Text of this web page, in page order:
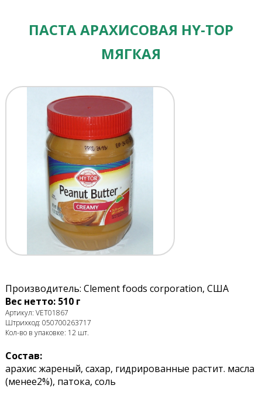
ПАСТА АРАХИСОВАЯ HY-TOP
МЯГКАЯ
Производитель: Clement foods corporation, США
Вес нетто: 510 г
Артикул: VET01867
Штрихкод: 050700263717
Кол-во в упаковке: 12 шт.
Состав:
арахис жареный, сахар, гидрированные растит. масла
(менее2%), патока, соль